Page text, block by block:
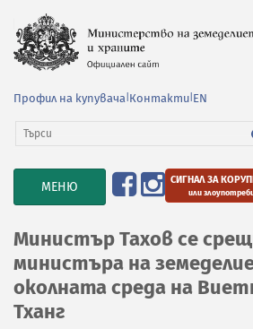
Профил на купувача Контакти EN
TOGGLE
NAVIGATION
МЕНЮ СИГНАЛ ЗА
или
Министър Тахов се
министъра на
околната среда на
Тханг